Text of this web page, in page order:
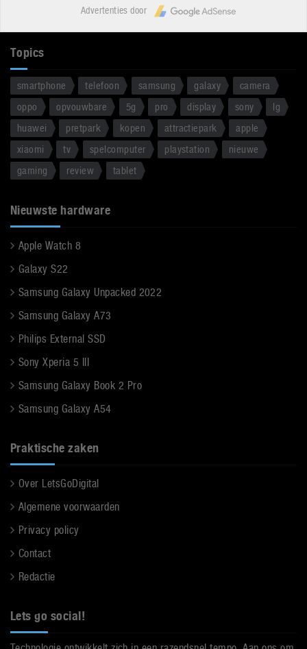
Advertenties door
Topics
smartphone telefoon samsung galaxy
camera
oppo
opvouwbare 5g pro display sony
lg
huawei
pretpark kopen attractiepark
apple
xiaomi
tv spelcomputer playstation
nieuwe
gaming
review tablet
Nieuwste hardware
Apple Watch 8
Galaxy S22
Samsung Galaxy Unpacked 2022
Samsung Galaxy A73
Philips External SSD
Sony Xperia 5 III
Samsung Galaxy Book 2 Pro
Samsung Galaxy A54
Praktische zaken
Over LetsGoDigital
Algemene voorwaarden
Privacy policy
Contact
Redactie
Lets go social!